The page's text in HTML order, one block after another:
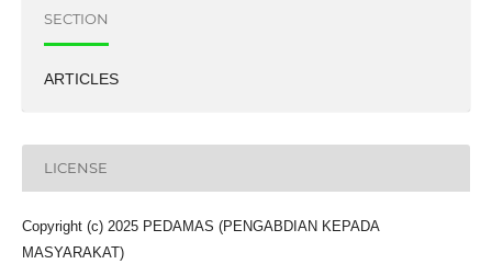
SECTION
ARTICLES
LICENSE
Copyright (c) 2025 PEDAMAS (PENGABDIAN KEPADA
MASYARAKAT)